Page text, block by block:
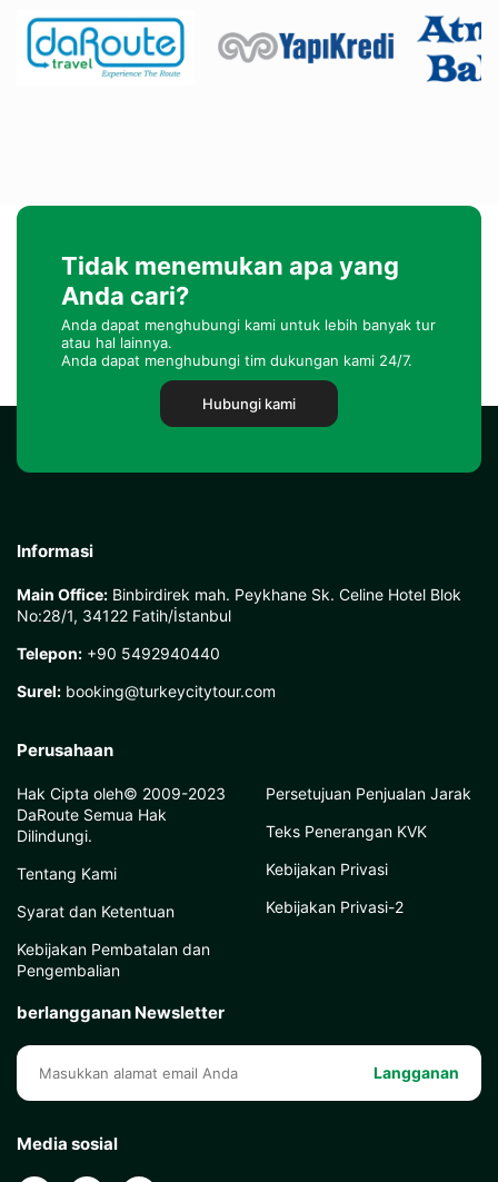
Tidak menemukan apa yang
Anda cari?
Anda dapat menghubungi kami untuk lebih banyak tur
atau hal lainnya.
Anda dapat menghubungi tim dukungan kami 24/7.
Hubungi kami
Informasi
Main Office: Binbirdirek mah. Peykhane Sk. Celine Hotel Blok
No:28/1, 34122 Fatih/İstanbul
Telepon: +90 5492940440
Surel: booking@turkeycitytour.com
Perusahaan
Hak Cipta oleh© 2009-2023
DaRoute Semua Hak
Dilindungi.
Tentang Kami
Syarat dan Ketentuan
Kebijakan Pembatalan dan
Pengembalian
Persetujuan Penjualan Jarak
Teks Penerangan KVK
Kebijakan Privasi
Kebijakan Privasi-2
berlangganan Newsletter
Langganan
Media sosial